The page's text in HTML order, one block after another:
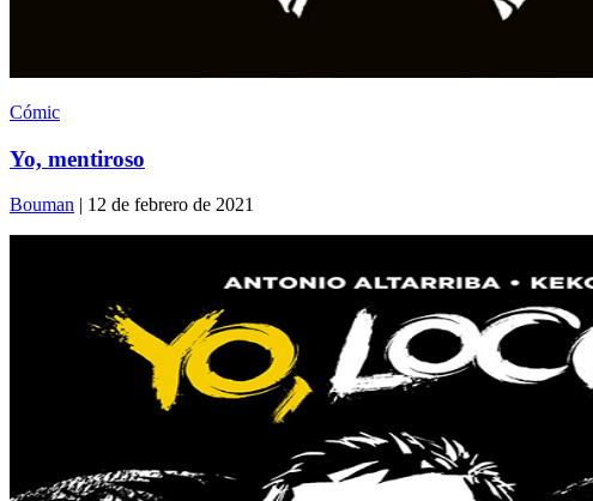
Cómic
Yo, mentiroso
Bouman | 12 de febrero de 2021